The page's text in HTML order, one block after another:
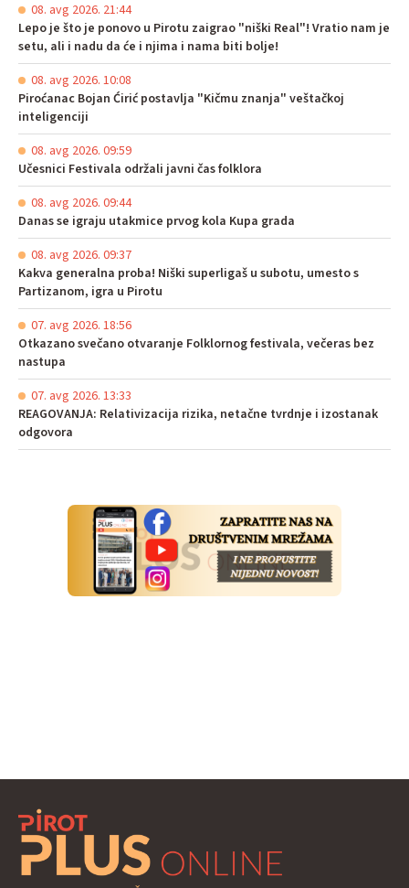
08. avg 2026. 21:44
Lepo je što je ponovo u Pirotu zaigrao "niški Real"! Vratio nam je
setu, ali i nadu da će i njima i nama biti bolje!
08. avg 2026. 10:08
Piroćanac Bojan Ćirić postavlja "Kičmu znanja" veštačkoj
inteligenciji
08. avg 2026. 09:59
Učesnici Festivala održali javni čas folklora
08. avg 2026. 09:44
Danas se igraju utakmice prvog kola Kupa grada
08. avg 2026. 09:37
Kakva generalna proba! Niški superligaš u subotu, umesto s
Partizanom, igra u Pirotu
07. avg 2026. 18:56
Otkazano svečano otvaranje Folklornog festivala, večeras bez
nastupa
07. avg 2026. 13:33
REAGOVANJA: Relativizacija rizika, netačne tvrdnje i izostanak
odgovora